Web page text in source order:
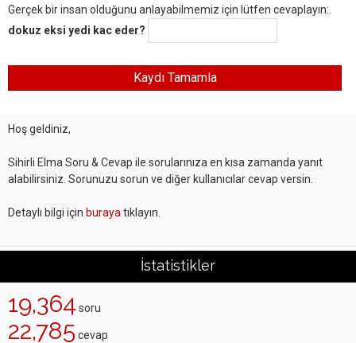
Gerçek bir insan olduğunu anlayabilmemiz için lütfen cevaplayın:.
dokuz eksi yedi kac eder?
Hoş geldiniz,
Sihirli Elma Soru & Cevap ile sorularınıza en kısa zamanda yanıt
alabilirsiniz. Sorunuzu sorun ve diğer kullanıcılar cevap versin.
Detaylı bilgi için buraya tıklayın.
İstatistikler
19,364 soru
22,785 cevap